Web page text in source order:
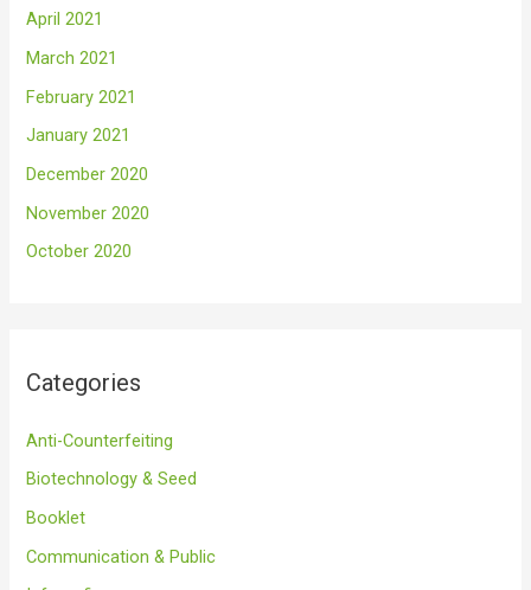
April 2021
March 2021
February 2021
January 2021
December 2020
November 2020
October 2020
Categories
Anti-Counterfeiting
Biotechnology & Seed
Booklet
Communication & Public